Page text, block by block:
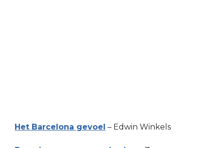
Het Barcelona gevoel – Edwin Winkels